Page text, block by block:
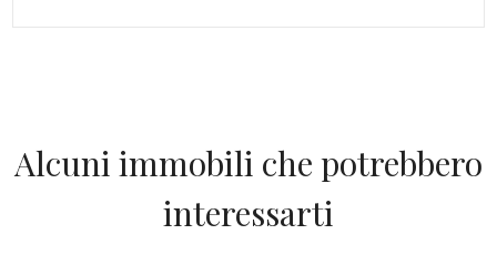
Alcuni immobili che potrebbero
interessarti